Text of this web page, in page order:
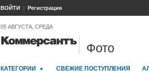
ВОЙТИ Регистрация
05 АВГУСТА, СРЕДА
Фото
КАТЕГОРИИ СВЕЖИЕ ПОСТУПЛЕНИЯ